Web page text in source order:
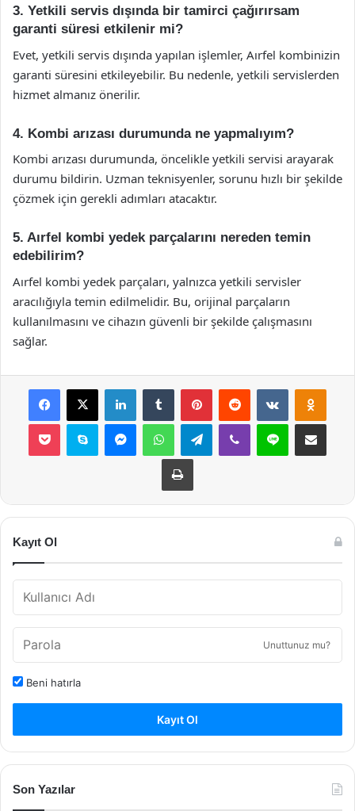
3. Yetkili servis dışında bir tamirci çağırırsam
garanti süresi etkilenir mi?
Evet, yetkili servis dışında yapılan işlemler, Aırfel kombinizin
garanti süresini etkileyebilir. Bu nedenle, yetkili servislerden
hizmet almanız önerilir.
4. Kombi arızası durumunda ne yapmalıyım?
Kombi arızası durumunda, öncelikle yetkili servisi arayarak
durumu bildirin. Uzman teknisyenler, sorunu hızlı bir şekilde
çözmek için gerekli adımları atacaktır.
5. Aırfel kombi yedek parçalarını nereden temin
edebilirim?
Aırfel kombi yedek parçaları, yalnızca yetkili servisler
aracılığıyla temin edilmelidir. Bu, orijinal parçaların
kullanılmasını ve cihazın güvenli bir şekilde çalışmasını
sağlar.
Facebook
X LinkedInTumblr PinterestReddit VKontakte
Pocket Skype MessengerWhatsAppTelegramViber Line E-Posta ile
Yazdır
Kayıt Ol
Unuttunuz mu?
Beni hatırla
Kayıt Ol
Son Yazılar